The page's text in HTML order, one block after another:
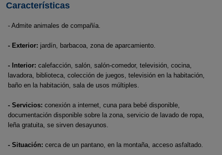
Características
- Admite animales de compañía.
- Exterior: jardín, barbacoa, zona de aparcamiento.
- Interior: calefacción, salón, salón-comedor, televisión, cocina,
lavadora, biblioteca, colección de juegos, televisión en la habitación,
baño en la habitación, sala de usos múltiples.
- Servicios: conexión a internet, cuna para bebé disponible,
documentación disponible sobre la zona, servicio de lavado de ropa,
leña gratuita, se sirven desayunos.
- Situación: cerca de un pantano, en la montaña, acceso asfaltado.